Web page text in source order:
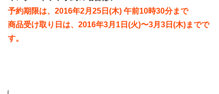
予約期限は、2016年2月25日(木) 午前10時30分まで
商品受け取り日は、2016年3月1日(火)〜3月3日(木)までで
す。